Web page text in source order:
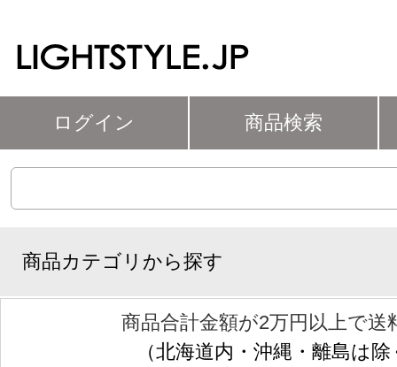
ログイン 商品検索
商品カテゴリから探す
商品合計金額が2万円以上で送
（北海道内・沖縄・離島は